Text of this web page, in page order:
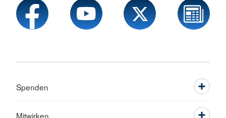
Spenden
Mitwirken